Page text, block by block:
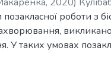
curricula,
combining pedagogy,
engaging biological
роботи з
У таких умовах